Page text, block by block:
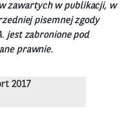
zawartych w publikacji, w
pisemnej zgody
jest zabronione pod
prawnie.
2017